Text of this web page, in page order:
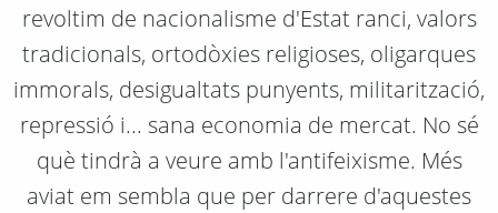
revoltim de nacionalisme d'Estat ranci, valors
tradicionals, ortodòxies religioses, oligarques
immorals, desigualtats punyents, militarització,
repressió i... sana economia de mercat. No sé
què tindrà a veure amb l'antifeixisme. Més
aviat em sembla que per darrere d'aquestes